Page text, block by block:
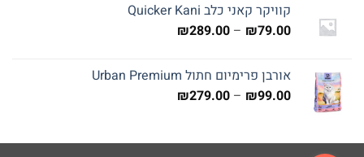
קוויקר קאני כלב Quicker Kani
₪79.00
–
₪289.00
עד אורבן פרימיום חתול Urban Premium
₪99.00
–
₪279.00
עד